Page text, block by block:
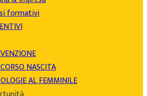
formativi
NASCITA
AL FEMMINILE